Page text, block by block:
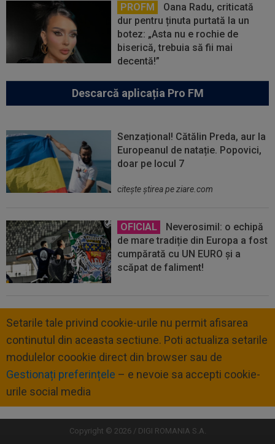
PROFM
Oana Radu, criticată
dur pentru ținuta purtată la un
botez: „Asta nu e rochie de
biserică, trebuia să fii mai
decentă!”
Descarcă aplicația Pro FM
Senzațional! Cătălin Preda, aur la
Europeanul de natație. Popovici,
doar pe locul 7
citeşte ştirea pe ziare.com
OFICIAL
Neverosimil: o echipă
de mare tradiție din Europa a fost
cumpărată cu UN EURO și a
scăpat de faliment!
Setarile tale privind cookie-urile nu permit afisarea
continutul din aceasta sectiune. Poti actualiza setarile
modulelor coookie direct din browser sau de
Gestionați preferințele – e nevoie sa accepti cookie-
urile social media
Copyright © 2026 / DIGI ROMANIA S.A.